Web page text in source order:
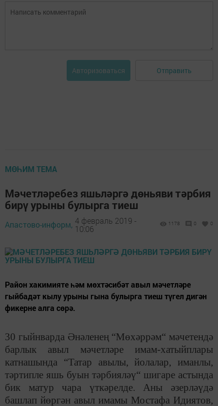
Авторизоваться Отправить
МӨҺИМ ТЕМА
Мәчетләребез яшьләргә дөньяви тәрбия
бирү урыны булырга тиеш
Апастово-информ, 4 февраль 2019 -
10:06
1178 0 0
Район хакимияте һәм мөхтәсибәт авыл мәчетләре
гыйбадәт кылу урыны гына булырга тиеш түгел дигән
фикерне алга сөрә.
30 гыйнварда Әнәленең “Мөхәррәм“ мәчетендә
барлык авыл мәчетләре имам-хатыйплары
катнашында “Татар авылы, йолалар, иманлы,
тәртипле яшь буын тәрбияләү“ шигаре астында
бик матур чара үткәрелде. Аны әзерләүдә
башлап йөргән авыл имамы Мостафа Идиятов,